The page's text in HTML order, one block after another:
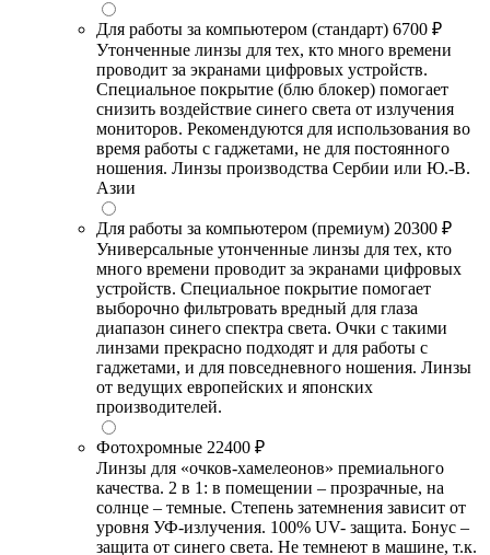
Для работы за компьютером (стандарт) 6700 ₽
Утонченные линзы для тех, кто много времени
проводит за экранами цифровых устройств.
Специальное покрытие (блю блокер) помогает
снизить воздействие синего света от излучения
мониторов. Рекомендуются для использования во
время работы с гаджетами, не для постоянного
ношения. Линзы производства Сербии или Ю.-В.
Азии
Для работы за компьютером (премиум) 20300 ₽
Универсальные утонченные линзы для тех, кто
много времени проводит за экранами цифровых
устройств. Специальное покрытие помогает
выборочно фильтровать вредный для глаза
диапазон синего спектра света. Очки с такими
линзами прекрасно подходят и для работы с
гаджетами, и для повседневного ношения. Линзы
от ведущих европейских и японских
производителей.
Фотохромные 22400 ₽
Линзы для «очков-хамелеонов» премиального
качества. 2 в 1: в помещении – прозрачные, на
солнце – темные. Степень затемнения зависит от
уровня УФ-излучения. 100% UV- защита. Бонус –
защита от синего света. Не темнеют в машине, т.к.